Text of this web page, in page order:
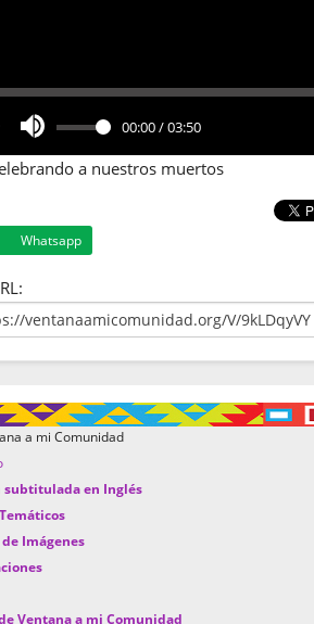
00:00/03:50
a nuestros muertos
Whatsapp
a mi Comunidad
subtitulada en Inglés
Imágenes
Ventana a mi Comunidad